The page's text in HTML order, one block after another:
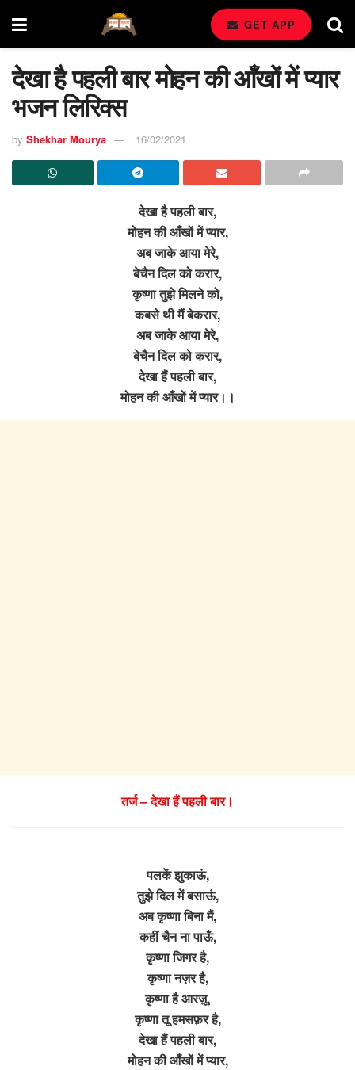
GET APP
देखा है पहली बार मोहन की आँखों में प्यार
भजन लिरिक्स
by Shekhar Mourya 16/02/2021
देखा है पहली बार,
मोहन की आँखों में प्यार,
अब जाके आया मेरे,
बेचैन दिल को करार,
कृष्णा तुझे मिलने को,
कबसे थी मैं बेकरार,
अब जाके आया मेरे,
बेचैन दिल को करार,
देखा हैं पहली बार,
मोहन की आँखों में प्यार।।
तर्ज – देखा हैं पहली बार।
पलकें झुकाऊं,
तुझे दिल में बसाऊं,
अब कृष्णा बिना मैं,
कहीं चैन ना पाऊँ,
कृष्णा जिगर है,
कृष्णा नज़र है,
कृष्णा है आरज़ू,
कृष्णा तू हमसफ़र है,
देखा हैं पहली बार,
मोहन की आँखों में प्यार,